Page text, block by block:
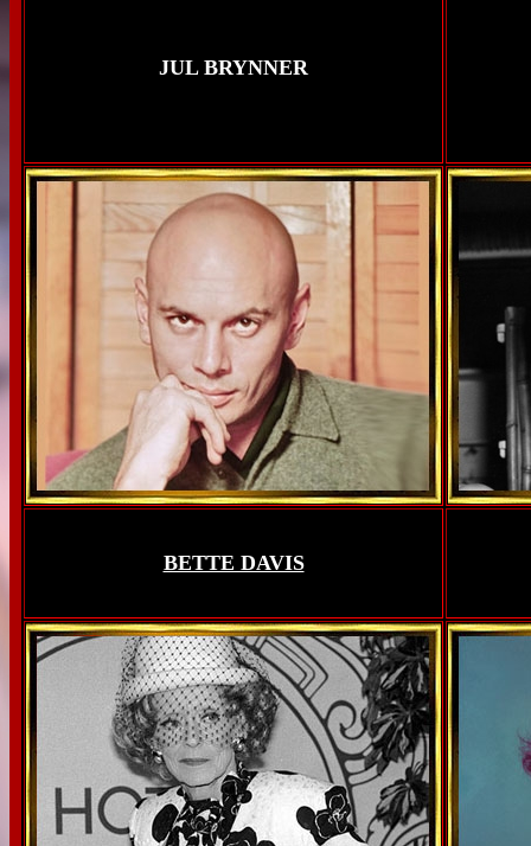
JUL BRYNNER
BETTE DAVIS